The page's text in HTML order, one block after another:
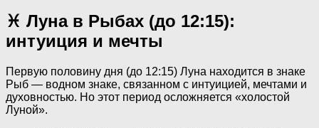
♓ Луна в Рыбах (до 12:15):
интуиция и мечты
Первую половину дня (до 12:15) Луна находится в знаке
Рыб — водном знаке, связанном с интуицией, мечтами и
духовностью. Но этот период осложняется «холостой
Луной».